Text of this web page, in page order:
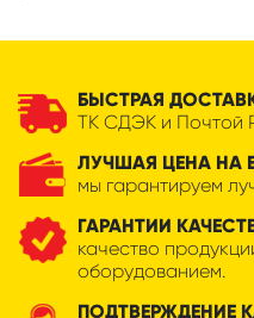
БЫСТРАЯ
ТК СДЭК и Почтой
ЛУЧШАЯ ЦЕНА НА
мы гарантируем
ГАРАНТИИ
качество
оборудованием.
ПОДТВЕРЖДЕНИЕ